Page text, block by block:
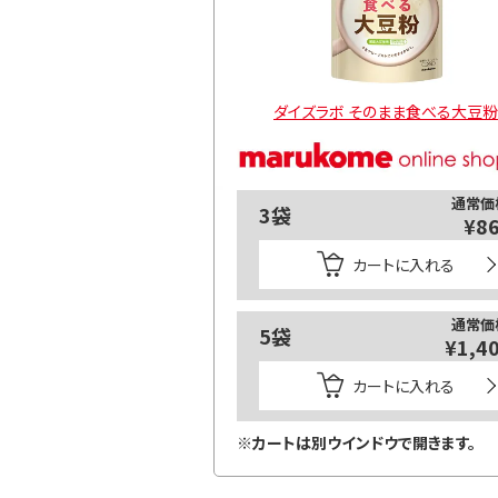
ダイズラボ そのまま食べる大豆粉
3袋 通常
カートに入れる
5袋 通常
カートに入れる
※カートは別ウインドウで開きます。